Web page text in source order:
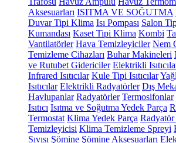
Aksesuarları ISITMA VE SOĞUTMA
Duvar Tipi Klima Isı Pompası Salon
Kumandası Kaset Tipi Klima Kombi
Vantilatörler Hava Temizleyiciler Nem
Temizleme Cihazları Buhar Makineleri
ve Rutubet Gidericiler Elektrikli
Infrared Isıtıcılar Kule Tipi Isıtıcılar
Isıtıcılar Elektrikli Radyatörler Dış
Havlupanlar Radyatörler Termosifonlar
Isıtıcı Isıtma ve Soğutma Yedek Parça
Termostat Klima Yedek Parça Radyatör
Temizleyicisi Klima Temizleme Spreyi
Sıvısı Şömine Şömine Aksesuarları